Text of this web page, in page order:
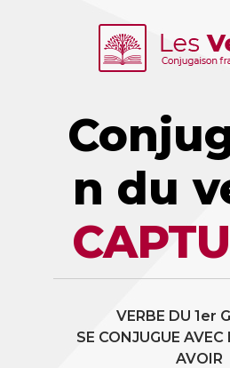
n du
VERBE DU 1er
SE CONJUGUE
AVOIR